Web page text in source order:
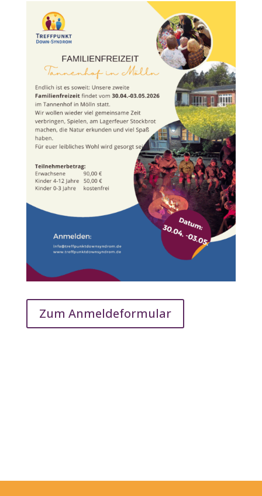
Zum Anmeldeformular